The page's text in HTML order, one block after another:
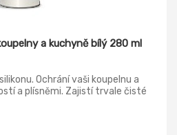
a kuchyně bílý 280 ml
Ochrání vaši koupelnu a
a plísněmi. Zajistí trvale čisté